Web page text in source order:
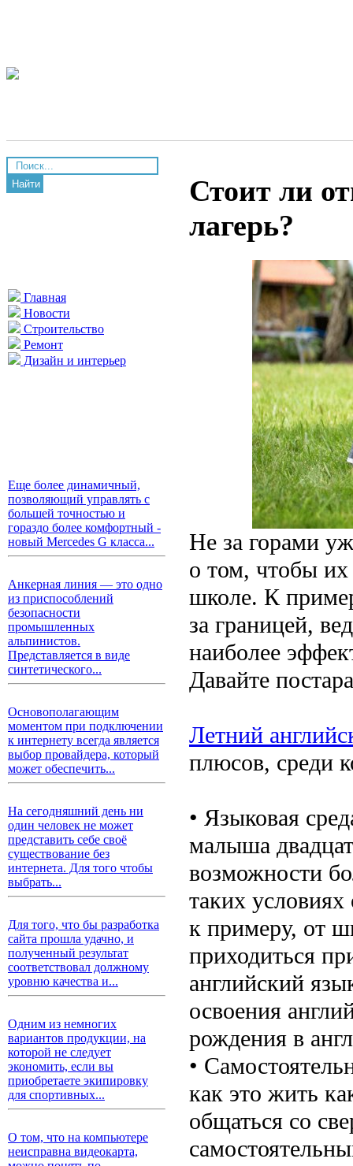
Найти
Главная
Новости
Строительство
Ремонт
Дизайн и интерьер
Еще более динамичный,
позволяющий управлять с
большей точностью и
гораздо более комфортный -
новый Mercedes G класса...
Анкерная линия — это одно
из приспособлений
безопасности
промышленных
альпинистов.
Представляется в виде
синтетического...
Основополагающим
моментом при подключении
к интернету всегда является
выбор провайдера, который
может обеспечить...
На сегодняшний день ни
один человек не может
представить себе своё
существование без
интернета. Для того чтобы
выбрать...
Для того, что бы разработка
сайта прошла удачно, и
полученный результат
соответствовал должному
уровню качества и...
Одним из немногих
вариантов продукции, на
которой не следует
экономить, если вы
приобретаете экипировку
для спортивных...
О том, что на компьютере
неисправна видеокарта,
Стоит ли
лагерь?
Не за горами
о том, чтобы их
школе. К
за границей,
наиболее
Давайте
Летний
плюсов, среди
• Языковая
малыша
возможности
таких условиях
к примеру, от
приходиться
английский
освоения
рождения в
•
как это жить
общаться со